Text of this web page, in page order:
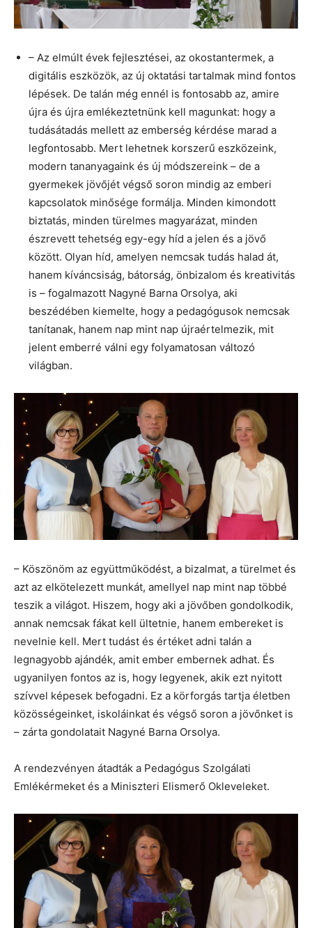
– Az elmúlt évek fejlesztései, az okostantermek, a
digitális eszközök, az új oktatási tartalmak mind fontos
lépések. De talán még ennél is fontosabb az, amire
újra és újra emlékeztetnünk kell magunkat: hogy a
tudásátadás mellett az emberség kérdése marad a
legfontosabb. Mert lehetnek korszerű eszközeink,
modern tananyagaink és új módszereink – de a
gyermekek jövőjét végső soron mindig az emberi
kapcsolatok minősége formálja. Minden kimondott
biztatás, minden türelmes magyarázat, minden
észrevett tehetség egy-egy híd a jelen és a jövő
között. Olyan híd, amelyen nemcsak tudás halad át,
hanem kíváncsiság, bátorság, önbizalom és kreativitás
is – fogalmazott Nagyné Barna Orsolya, aki
beszédében kiemelte, hogy a pedagógusok nemcsak
tanítanak, hanem nap mint nap újraértelmezik, mit
jelent emberré válni egy folyamatosan változó
világban.
– Köszönöm az együttműködést, a bizalmat, a türelmet és
azt az elkötelezett munkát, amellyel nap mint nap többé
teszik a világot. Hiszem, hogy aki a jövőben gondolkodik,
annak nemcsak fákat kell ültetnie, hanem embereket is
nevelnie kell. Mert tudást és értéket adni talán a
legnagyobb ajándék, amit ember embernek adhat. És
ugyanilyen fontos az is, hogy legyenek, akik ezt nyitott
szívvel képesek befogadni. Ez a körforgás tartja életben
közösségeinket, iskoláinkat és végső soron a jövőnket is
– zárta gondolatait Nagyné Barna Orsolya.
A rendezvényen átadták a Pedagógus Szolgálati
Emlékérmeket és a Miniszteri Elismerő Okleveleket.